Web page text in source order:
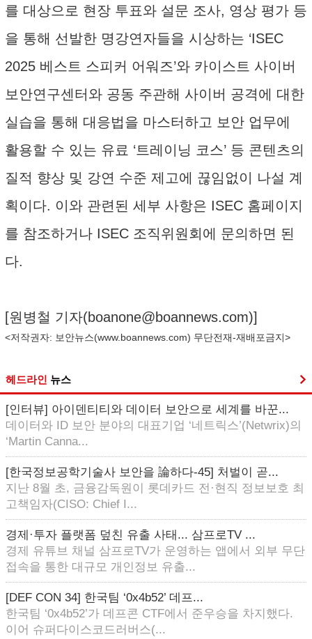
를 대상으로 현장 투표와 설문 조사, 영상 평가 등
을 통해 선발한 명강연자들을 시상하는 ‘ISEC
2025 베스트 스피커 어워즈’와 카이스트 사이버
보안연구센터와 공동 주관해 사이버 공격에 대한
실습을 통해 대응법을 마스터하고 보안 업무에
활용할 수 있는 유료 ‘트레이닝 코스’ 등 콘텐츠의
질적 향상 및 강연 수준 제고에 끊임없이 나설 계
획이다. 이와 관련된 세부 사항은 ISEC 홈페이지
를 참조하거나 ISEC 조직위원회에 문의하면 된
다.
[원병철 기자(boanone@boannews.com)]
<저작권자: 보안뉴스(www.boannews.com) 무단전재-재배포금지>
헤드라인 뉴스
[인터뷰] 아이덴티티와 데이터 보안으로 세계를 바꾼...
데이터와 ID 보안 분야의 대표기업 ‘네트릭스’(Netwrix)의
‘Martin Canna...
[한국정보공학기술사 보안을 論하다-45] 처벌이 곧...
지난 8월 초, 금융감독원이 롯데카드 전·현직 정보보호 최
고책임자(CISO: Chief I...
경제·투자 플랫폼 덮친 유출 사태... 삼프로TV ...
경제 유튜브 채널 삼프로TV가 운영하는 앱에서 외부 무단
접속을 통한 대규모 개인정보 유출...
[DEF CON 34] 한국팀 ‘0x4b52’ 데프...
한국팀 ‘0x4b52’가 데프콘 CTF에서 준우승을 차지했다.
이어 슈퍼다이스코드러버스(...